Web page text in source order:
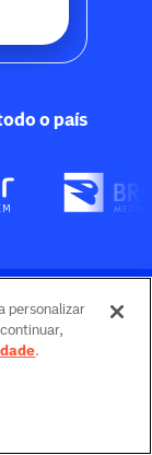
o país
personalizar
.